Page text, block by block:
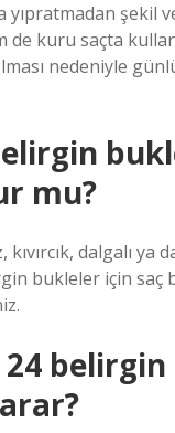
yıpratmadan şekil
de kuru saçta
nedeniyle
mu?
dalgalı ya
bukleler için saç
24